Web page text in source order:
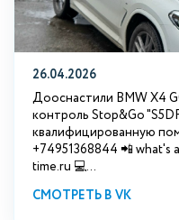
26.04.2026
Дооснастили BMW X4
контроль Stop&Go
квалифицированную
+74951368844 📲 what's
time.ru 💻...
СМОТРЕТЬ В VK